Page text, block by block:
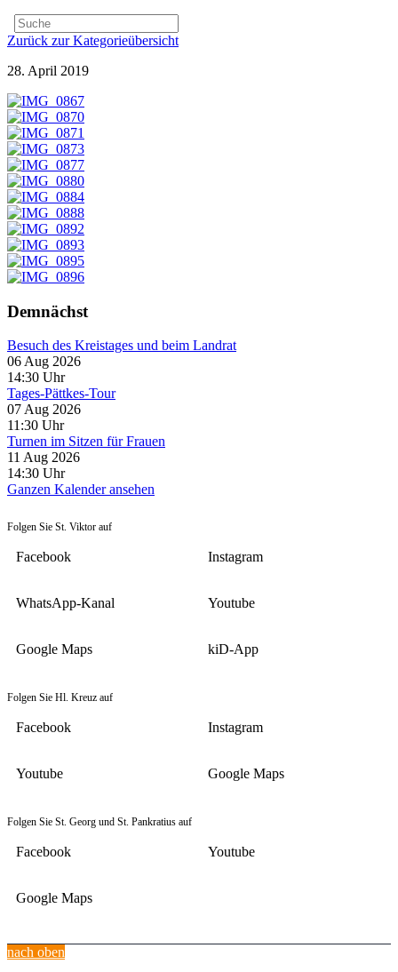
Zurück zur Kategorieübersicht
28. April 2019
Demnächst
Besuch des Kreistages und beim Landrat
06 Aug 2026
14:30 Uhr
Tages-Pättkes-Tour
07 Aug 2026
11:30 Uhr
Turnen im Sitzen für Frauen
11 Aug 2026
14:30 Uhr
Ganzen Kalender ansehen
Folgen Sie St. Viktor auf
Facebook Instagram
WhatsApp-Kanal Youtube
Google Maps kiD-App
Folgen Sie Hl. Kreuz auf
Facebook Instagram
Youtube Google Maps
Folgen Sie St. Georg und St. Pankratius auf
Facebook Youtube
Google Maps
nach oben